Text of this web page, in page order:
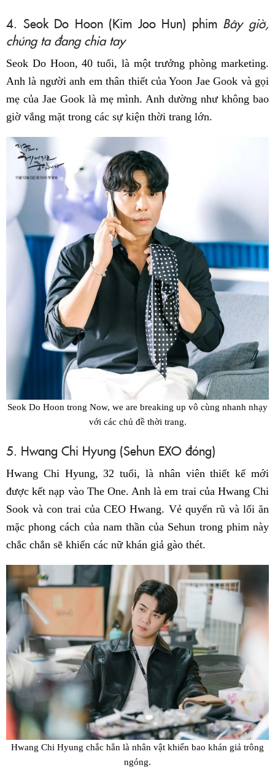
4. Seok Do Hoon (Kim Joo Hun) phim Bây giờ,
chúng ta đang chia tay
Seok Do Hoon, 40 tuổi, là một trưởng phòng marketing.
Anh là người anh em thân thiết của Yoon Jae Gook và gọi
mẹ của Jae Gook là mẹ mình. Anh dường như không bao
giờ vắng mặt trong các sự kiện thời trang lớn.
Seok Do Hoon trong Now, we are breaking up vô cùng nhanh nhạy
với các chủ đề thời trang.
5. Hwang Chi Hyung (Sehun EXO đóng)
Hwang Chi Hyung, 32 tuổi, là nhân viên thiết kế mới
được kết nạp vào The One. Anh là em trai của Hwang Chi
Sook và con trai của CEO Hwang. Vẻ quyến rũ và lối ăn
mặc phong cách của nam thần của Sehun trong phim này
chắc chắn sẽ khiến các nữ khán giả gào thét.
Hwang Chi Hyung chắc hẳn là nhân vật khiến bao khán giả trông
ngóng.